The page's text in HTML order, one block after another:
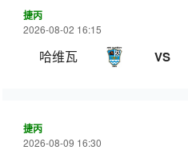
捷丙
2026-08-02 16:15
哈维瓦 VS
捷丙
2026-08-09 16:30